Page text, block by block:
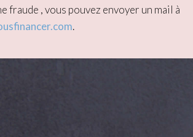
fraude , vous pouvez envoyer un mail à
.